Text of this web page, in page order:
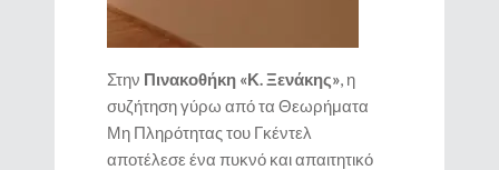
Στην Πινακοθήκη «Κ. Ξενάκης» , η
συζήτηση γύρω από τα Θεωρήματα
Μη Πληρότητας του Γκέντελ
αποτέλεσε ένα πυκνό και απαιτητικό